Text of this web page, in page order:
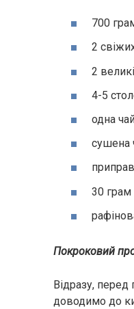
700
2
2
4-5
одна
сушена
30
Покроковий
Відразу,
доводимо до